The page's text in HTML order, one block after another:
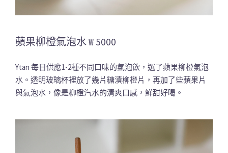
蘋果柳橙氣泡水 ₩ 5000
Ytan 每日供應1-2種不同口味的氣泡飲，選了蘋果柳橙氣泡
水。透明玻璃杯裡放了幾片糖漬柳橙片，再加了些蘋果片
與氣泡水，像是柳橙汽水的清爽口感，鮮甜好喝。